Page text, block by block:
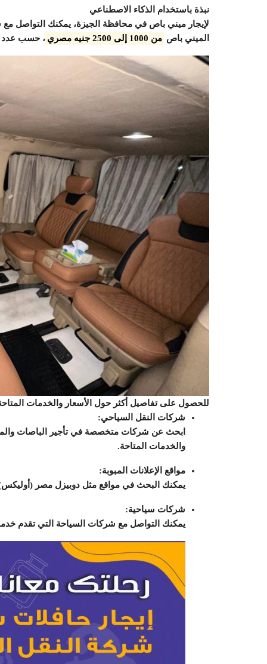
نبذة باستخدام الذكاء الاصطناعي
لإيجار ميني باص في محافظة الجيزة، يمكنك التواصل مع
الميني باص من 1000 إلى 2500 جنيه مصري ، حسب عدد
للحصول على تفاصيل أكثر حول الأسعار والخدمات
شركات النقل السياحي:
ابحث عن شركات متخصصة في تأجير الباصات
والخدمات المتاحة.
مواقع الإعلانات المبوبة:
يمكنك البحث في مواقع مثل دوبيزل مصر
شركات سياحية:
يمكنك التواصل مع شركات السياحة التي تقدم